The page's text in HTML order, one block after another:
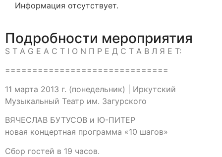
Информация отсутствует.
Подробности мероприятия
S T A G E A C T I O N П Р Е Д С Т А В Л Я Е Т:
==============================
11 марта 2013 г. (понедельник) | Иркутский
Музыкальный Театр им. Загурского
ВЯЧЕСЛАВ БУТУСОВ и Ю-ПИТЕР
новая концертная программа «10 шагов»
Сбор гостей в 19 часов.